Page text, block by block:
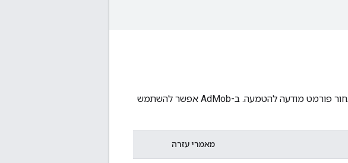
, אפשר לבחור פורמט מודעה להטמעה. ב-AdMob אפשר להשתמש
מאמרי עזרה